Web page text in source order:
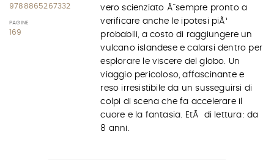
9788865267332
PAGINE
169
vero scienziato Ã¨ sempre pronto a
verificare anche le ipotesi piÃ¹
probabili, a costo di raggiungere un
vulcano islandese e calarsi dentro per
esplorare le viscere del globo. Un
viaggio pericoloso, affascinante e
reso irresistibile da un susseguirsi di
colpi di scena che fa accelerare il
cuore e la fantasia. EtÃ di lettura: da
8 anni.